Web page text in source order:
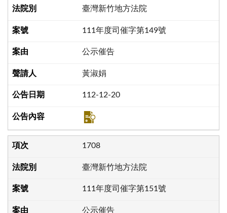
臺灣新竹地方法院
111年度司催字第149號
公示催告
黃淑娟
112-12-20
1708
臺灣新竹地方法院
111年度司催字第151號
公示催告